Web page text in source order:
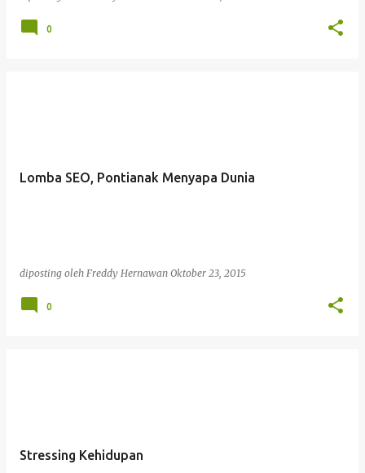
0
Lomba SEO, Pontianak Menyapa Dunia
diposting oleh Freddy Hernawan Oktober 23, 2015
0
Stressing Kehidupan